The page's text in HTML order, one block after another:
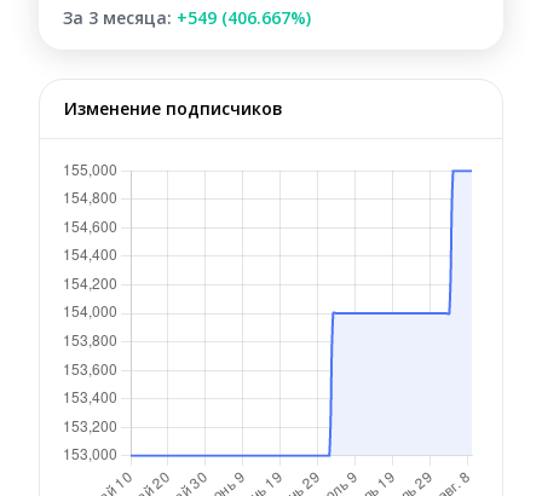
За 3 месяца: +549 (406.667%)
Изменение подписчиков